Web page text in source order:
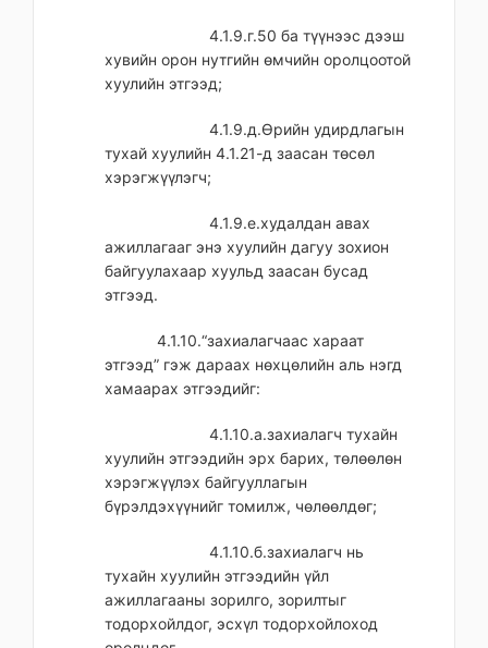
4.1.9.г.50 ба түүнээс дээш
хувийн орон нутгийн өмчийн оролцоотой
хуулийн этгээд;
4.1.9.д.Өрийн удирдлагын
тухай хуулийн 4.1.21-д заасан төсөл
хэрэгжүүлэгч;
4.1.9.е.худалдан авах
ажиллагааг энэ хуулийн дагуу зохион
байгуулахаар хуульд заасан бусад
этгээд.
4.1.10.“захиалагчаас хараат
этгээд” гэж дараах нөхцөлийн аль нэгд
хамаарах этгээдийг:
4.1.10.а.захиалагч тухайн
хуулийн этгээдийн эрх барих, төлөөлөн
хэрэгжүүлэх байгууллагын
бүрэлдэхүүнийг томилж, чөлөөлдөг;
4.1.10.б.захиалагч нь
тухайн хуулийн этгээдийн үйл
ажиллагааны зорилго, зорилтыг
тодорхойлдог, эсхүл тодорхойлоход